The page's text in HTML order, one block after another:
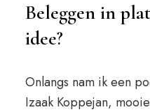
Beleggen in
idee?
Onlangs nam ik een
Izaak Koppejan,